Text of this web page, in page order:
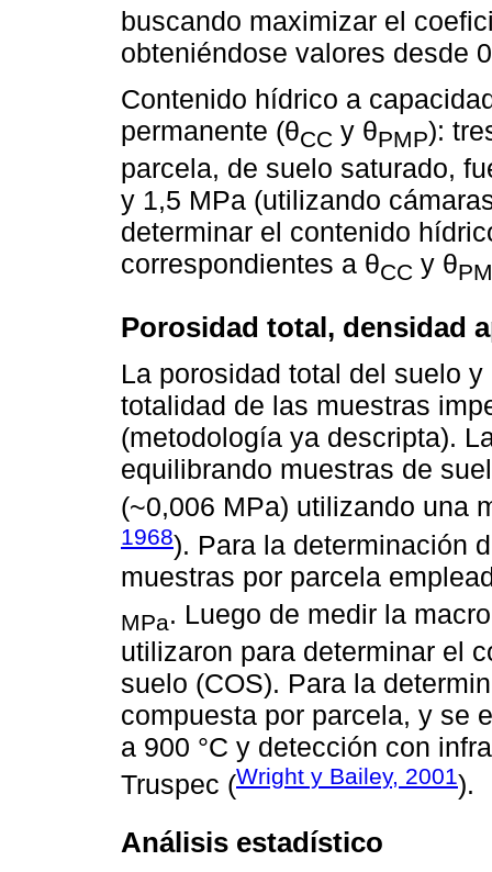
buscando maximizar el
obteniéndose valores desde
Contenido hídrico a
permanente (θCC y θPMP):
parcela, de suelo saturado,
y 1,5 MPa (utilizando
determinar el contenido
correspondientes a θCC y θ
Porosidad total, densidad
La porosidad total del suelo
totalidad de las muestras
(metodología ya descripta).
equilibrando muestras de
(~0,006 MPa) utilizando una
1968). Para la determinación
muestras por parcela
MPa. Luego de medir la
utilizaron para determinar el
suelo (COS). Para la
compuesta por parcela, y se
a 900 °C y detección con
Truspec (Wright y Bailey, 2001).
Análisis estadístico